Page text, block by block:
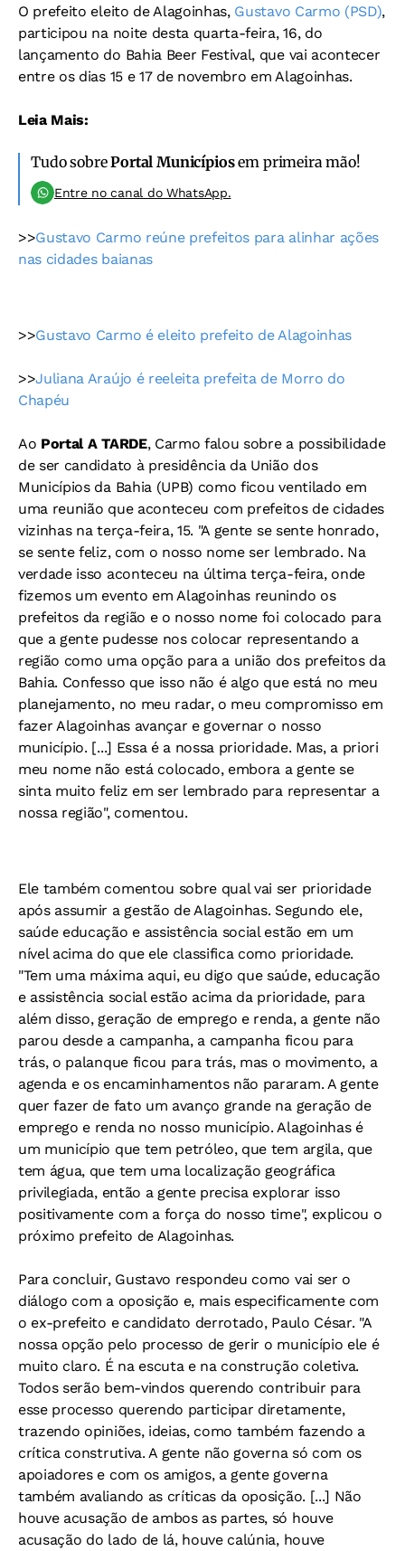
O prefeito eleito de Alagoinhas, Gustavo Carmo (PSD),
participou na noite desta quarta-feira, 16, do
lançamento do Bahia Beer Festival, que vai acontecer
entre os dias 15 e 17 de novembro em Alagoinhas.
Leia Mais:
Tudo sobrePortal Municípiosem primeira mão!
Entre no canal do WhatsApp.
>>Gustavo Carmo reúne prefeitos para alinhar ações
nas cidades baianas
>>Gustavo Carmo é eleito prefeito de Alagoinhas
>>Juliana Araújo é reeleita prefeita de Morro do
Chapéu
Ao Portal A TARDE, Carmo falou sobre a possibilidade
de ser candidato à presidência da União dos
Municípios da Bahia (UPB) como ficou ventilado em
uma reunião que aconteceu com prefeitos de cidades
vizinhas na terça-feira, 15. "A gente se sente honrado,
se sente feliz, com o nosso nome ser lembrado. Na
verdade isso aconteceu na última terça-feira, onde
fizemos um evento em Alagoinhas reunindo os
prefeitos da região e o nosso nome foi colocado para
que a gente pudesse nos colocar representando a
região como uma opção para a união dos prefeitos da
Bahia. Confesso que isso não é algo que está no meu
planejamento, no meu radar, o meu compromisso em
fazer Alagoinhas avançar e governar o nosso
município. [...] Essa é a nossa prioridade. Mas, a priori
meu nome não está colocado, embora a gente se
sinta muito feliz em ser lembrado para representar a
nossa região", comentou.
Ele também comentou sobre qual vai ser prioridade
após assumir a gestão de Alagoinhas. Segundo ele,
saúde educação e assistência social estão em um
nível acima do que ele classifica como prioridade.
"Tem uma máxima aqui, eu digo que saúde, educação
e assistência social estão acima da prioridade, para
além disso, geração de emprego e renda, a gente não
parou desde a campanha, a campanha ficou para
trás, o palanque ficou para trás, mas o movimento, a
agenda e os encaminhamentos não pararam. A gente
quer fazer de fato um avanço grande na geração de
emprego e renda no nosso município. Alagoinhas é
um município que tem petróleo, que tem argila, que
tem água, que tem uma localização geográfica
privilegiada, então a gente precisa explorar isso
positivamente com a força do nosso time", explicou o
próximo prefeito de Alagoinhas.
Para concluir, Gustavo respondeu como vai ser o
diálogo com a oposição e, mais especificamente com
o ex-prefeito e candidato derrotado, Paulo César. "A
nossa opção pelo processo de gerir o município ele é
muito claro. É na escuta e na construção coletiva.
Todos serão bem-vindos querendo contribuir para
esse processo querendo participar diretamente,
trazendo opiniões, ideias, como também fazendo a
crítica construtiva. A gente não governa só com os
apoiadores e com os amigos, a gente governa
também avaliando as críticas da oposição. [...] Não
houve acusação de ambos as partes, só houve
acusação do lado de lá, houve calúnia, houve